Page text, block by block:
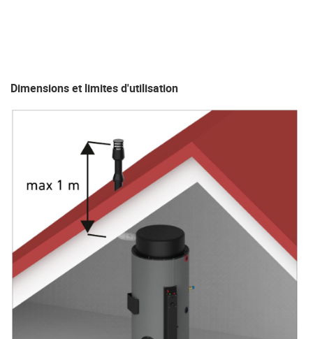
Dimensions et limites d'utilisation